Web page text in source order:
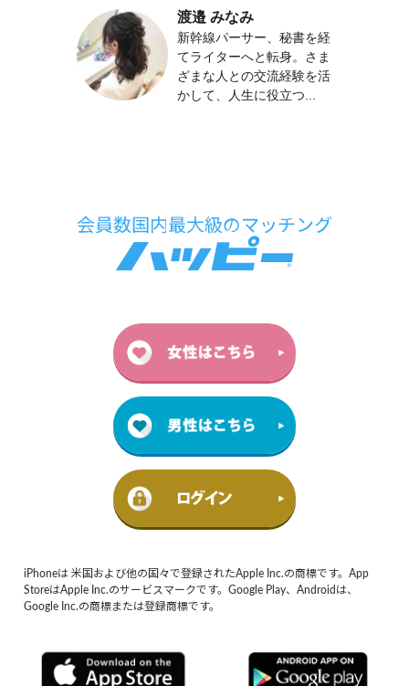
渡邉 みなみ
新幹線パーサー、秘書を経
てライターへと転身。さま
ざまな人との交流経験を活
かして、人生に役立つ...
iPhoneは 米国および他の国々で登録されたApple Inc.の商標です。App
StoreはApple Inc.のサービスマークです。Google Play、Androidは、
Google Inc.の商標または登録商標です。